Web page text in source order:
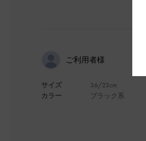
ご利用者様
サイズ
カラー
36/23cm
ブラック系